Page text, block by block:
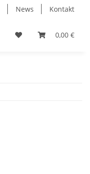
News Kontakt
0,00 €